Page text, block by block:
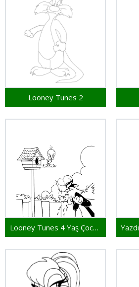
Looney Tunes 2
Looney Tunes 4 Yaş Çocuklar İçin